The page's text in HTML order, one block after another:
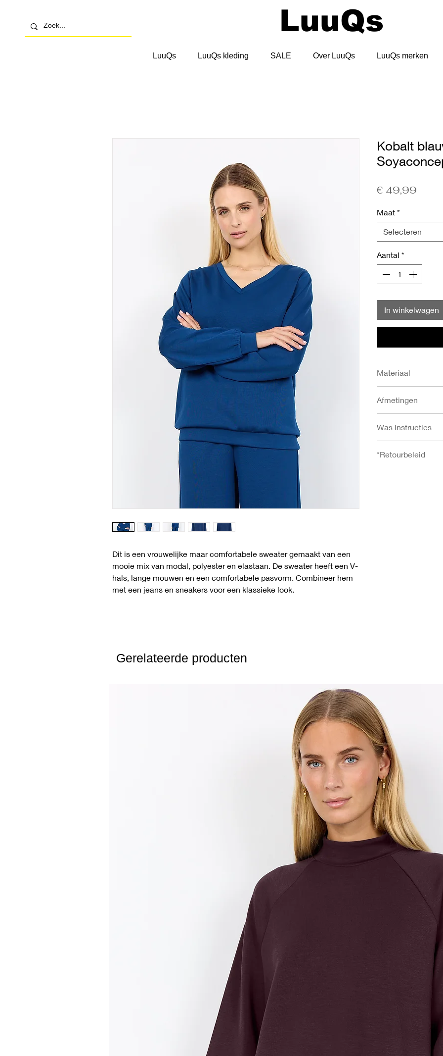
LuuQs
LuuQs LuuQs kleding SALE Over LuuQs LuuQs merken
Dit is een vrouwelijke maar comfortabele sweater gemaakt van een
mooie mix van modal, polyester en elastaan. De sweater heeft een V-
hals, lange mouwen en een comfortabele pasvorm. Combineer hem
met een jeans en sneakers voor een klassieke look.
Kobalt
€ 49,99
Maat *
Selecteren
Aantal *
In winkelwagen
Materiaal
- 48% Polyester
- 4% Elastaan
Afmetingen
- Onderzoom in cm:
- Borstomvang in
Was instructies
droogtrommel,
*Retourbeleid
Gerelateerde producten